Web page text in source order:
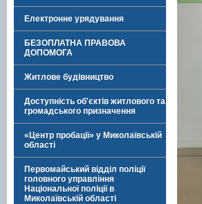
Електронне урядування
БЕЗОПЛАТНА ПРАВОВА
ДОПОМОГА
Житлове будівництво
Доступність об'єктів житлового та
громадського призначення
«Центр пробації» у Миколаївській
області
Первомайський відділ поліції
головного управління
Національної поліції в
Миколаївській області